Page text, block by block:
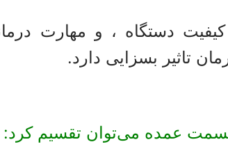
کیفیت دستگاه ، و مهارت
تاثیر بسزایی دارد.
عمده می‌توان تقسیم کرد: